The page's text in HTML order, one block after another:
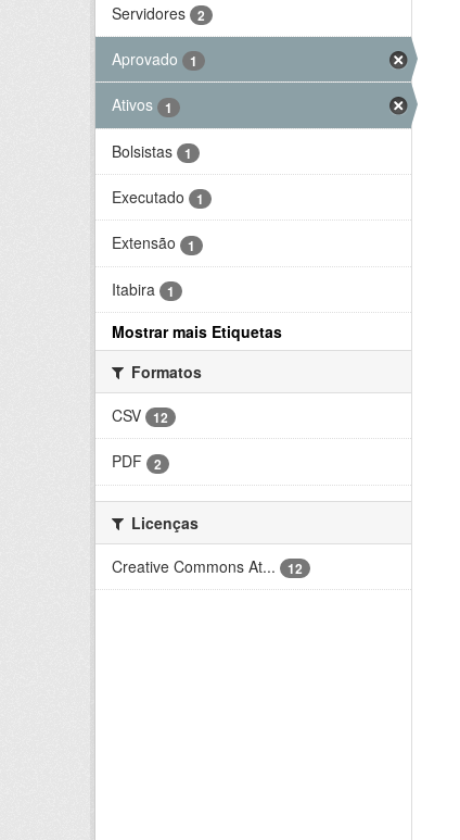
Servidores 2
Aprovado 1
Ativos 1
Bolsistas 1
Executado 1
Extensão 1
Itabira 1
Mostrar mais Etiquetas
Formatos
CSV
12
PDF 2
Licenças
Creative Commons At...
12